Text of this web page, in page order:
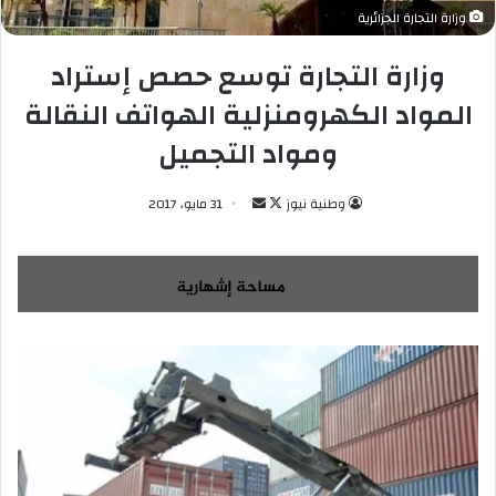
وزارة التجارة الجزائرية
وزارة التجارة توسع حصص إستراد
المواد الكهرومنزلية الهواتف النقالة
ومواد التجميل
وطنية نيوز
ت
ب
ع
ع
س
ل
ب
ا
إ
ل
31 مايو، 2017